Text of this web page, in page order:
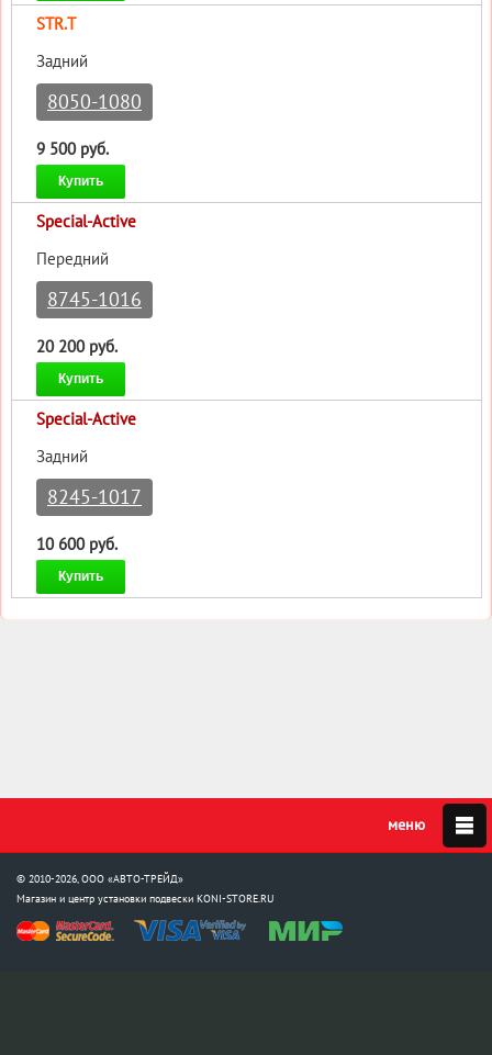
STR.T
Задний
8050-1080
9 500 руб.
Купить
Special-Active
Передний
8745-1016
20 200 руб.
Купить
Special-Active
Задний
8245-1017
10 600 руб.
Купить
© 2010-2026, ООО «АВТО-ТРЕЙД»
Магазин и центр установки подвески KONI-STORE.RU